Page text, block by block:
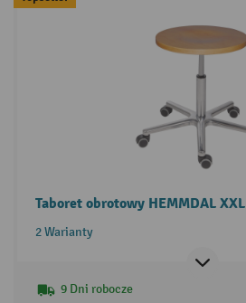
Taboret obrotowy HEMMDAL XXL
2 Warianty
9 Dni robocze